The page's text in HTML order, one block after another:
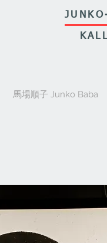
馬場順子 Junko Baba